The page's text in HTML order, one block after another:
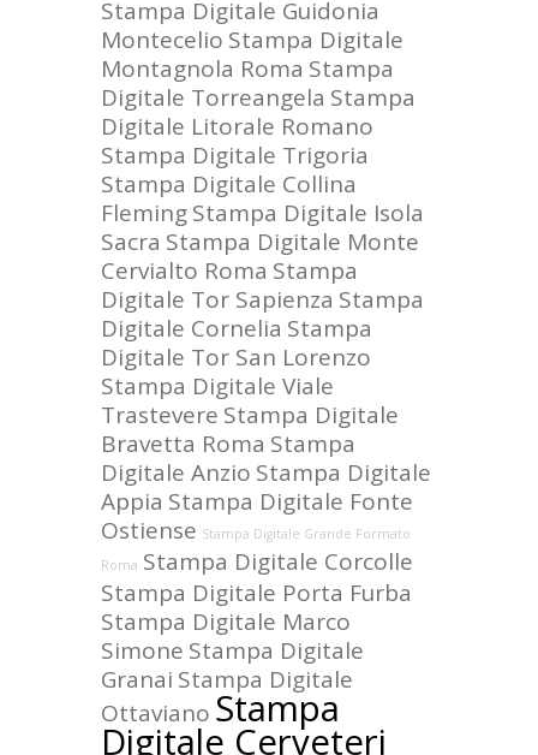
Stampa Digitale Guidonia
Montecelio Stampa Digitale
Montagnola Roma Stampa
Digitale Torreangela Stampa
Digitale Litorale Romano
Stampa Digitale Trigoria
Stampa Digitale Collina
FlemingStampa Digitale Isola
Sacra Stampa Digitale Monte
Cervialto Roma Stampa
Digitale Tor Sapienza Stampa
Digitale Cornelia Stampa
Digitale Tor San Lorenzo
Stampa Digitale Viale
Trastevere Stampa Digitale
Bravetta Roma Stampa
Digitale Anzio Stampa Digitale
Appia Stampa Digitale Fonte
Ostiense Stampa Digitale Grande Formato
Roma Stampa Digitale Corcolle
Stampa Digitale Porta Furba
Stampa Digitale Marco
Simone Stampa Digitale
Granai Stampa Digitale
Ottaviano Stampa
Digitale Cerveteri